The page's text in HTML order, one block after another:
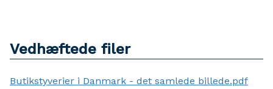
Vedhæftede filer
Butikstyverier i Danmark - det samlede billede.pdf